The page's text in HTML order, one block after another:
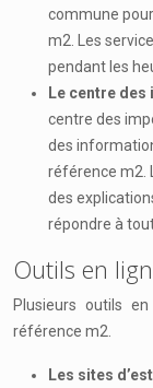
commune
m2. Les
pendant les
Le centre
centre des
des
référence m2.
des
répondre à
Outils en
Plusieurs outils
référence m2.
Les sites